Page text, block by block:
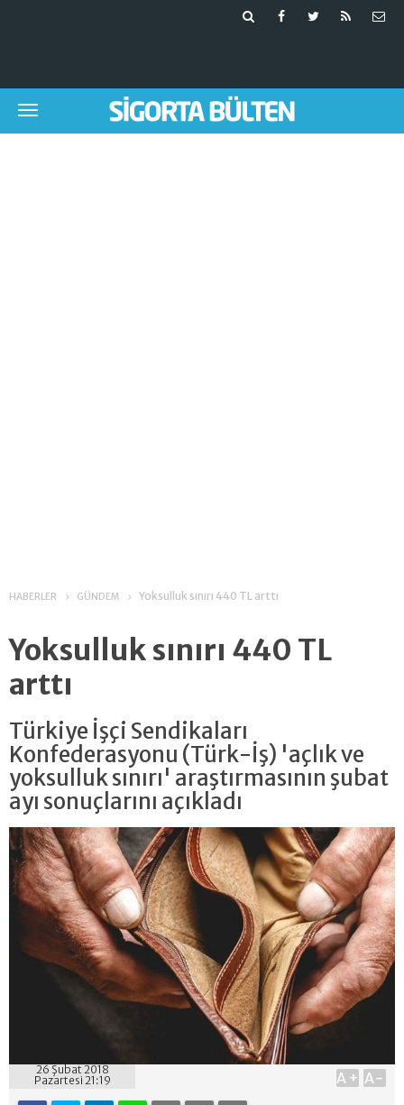
HABERLER GÜNDEM Yoksulluk sınırı 440 TL arttı
Yoksulluk sınırı 440 TL
arttı
Türkiye İşçi Sendikaları
Konfederasyonu (Türk-İş) 'açlık ve
yoksulluk sınırı' araştırmasının şubat
ayı sonuçlarını açıkladı
26 Şubat 2018
Pazartesi 21:19
A+ A-